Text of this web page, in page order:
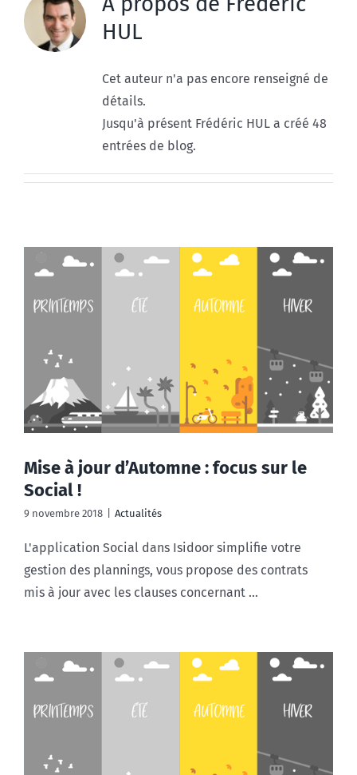
HUL
Cet auteur n'a pas encore renseigné de
détails.
Jusqu'à présent Frédéric HUL a créé 48
entrées de blog.
Mise à jour d’Automne : focus sur le
Social !
9 novembre 2018 Actualités
L'application Social dans Isidoor simplifie votre
gestion des plannings, vous propose des contrats
mis à jour avec les clauses concernant ...